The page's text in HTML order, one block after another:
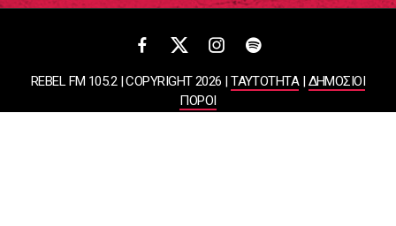
REBEL FM 105.2 | COPYRIGHT 2026 |ΤΑΥΤΟΤΗΤΑ| ΔΗΜΟΣΙΟΙ
ΠΟΡΟΙ